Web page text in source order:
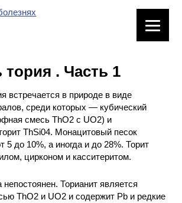
тория . Часть 1
встречается в природе в виде
среди которых — кубический
смесь ThO2 с UO2) и
ThSi04. Монацитовый песок
5 до 10%, а иногда и до 28%. Торит
цирконом и касситеритом.
непостоянен. Торианит является
ThO2 и UO2 и содержит Pb и редкие